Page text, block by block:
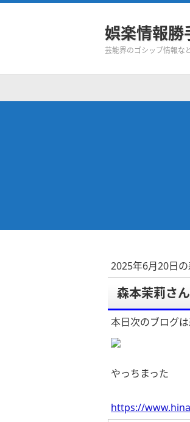
娯楽情報勝
芸能界のゴシップ情報な
2025年6月20日
森本茉莉さ
本日次のブログは
やっちまった
https://